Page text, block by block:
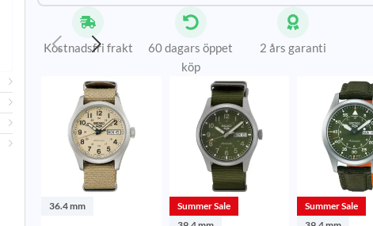
Kostnadsfri frakt
60 dagars öppet
köp
2 års garanti
36.4 mm
Summer Sale
Summer Sale